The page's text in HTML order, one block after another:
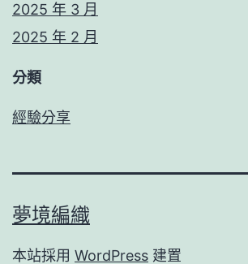
2025 年 3 月
2025 年 2 月
分類
經驗分享
夢境編織
本站採用 WordPress 建置